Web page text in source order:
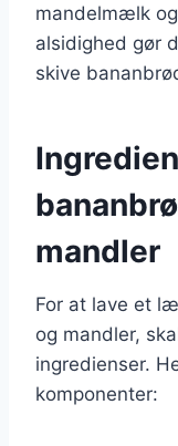
mandelmælk
alsidighed gør
skive
mandler
For at lave et
og mandler,
ingredienser.
komponenter: